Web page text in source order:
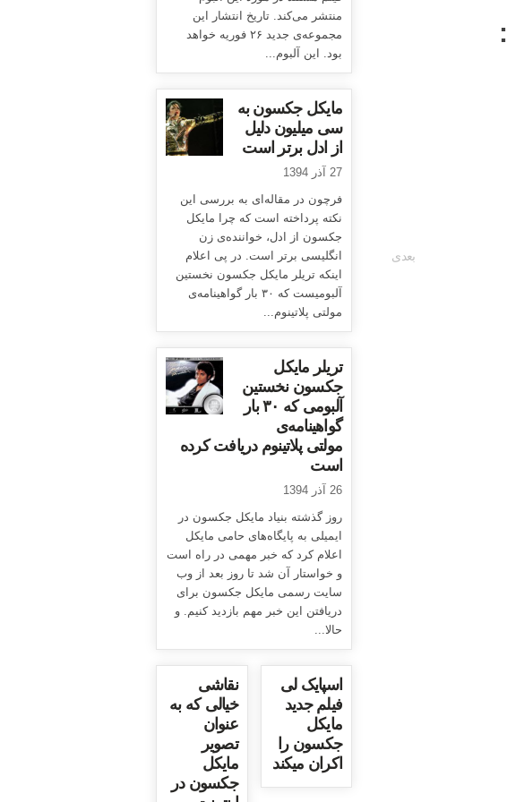
بعدی
منتشر می‌کند. تاریخ انتشار این
مجموعه‌ی جدید ۲۶ فوریه خواهد
بود. این آلبوم...
مایکل جکسون به
سی میلیون دلیل
از ادل برتر است
27 آذر 1394
فرچون در مقاله‌ای به بررسی این
نکته پرداخته است که چرا مایکل
جکسون از ادل، خواننده‌ی زن
انگلیسی برتر است. در پی اعلام
اینکه تریلر مایکل جکسون نخستین
آلبومیست که ۳۰ بار گواهینامه‌ی
مولتی پلاتینوم...
تریلر مایکل
جکسون نخستین
آلبومی که ۳۰ بار
گواهینامه‌ی
مولتی پلاتینوم دریافت کرده
است
26 آذر 1394
روز گذشته بنیاد مایکل جکسون در
ایمیلی به پایگاه‌های حامی مایکل
اعلام کرد که خبر مهمی در راه است
و خواستار آن شد تا روز بعد از وب
سایت رسمی مایکل جکسون برای
دریافتن این خبر مهم بازدید کنیم. و
حالا...
اسپایک لی
فیلم جدید
مایکل
جکسون را
اکران میکند
نقاشی
خیالی که به
عنوان
تصویر
مایکل
جکسون در